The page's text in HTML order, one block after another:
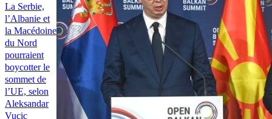
La Serbie,
l’Albanie et
la Macédoine
du Nord
pourraient
boycotter le
sommet de
l’UE, selon
Aleksandar
Vucic